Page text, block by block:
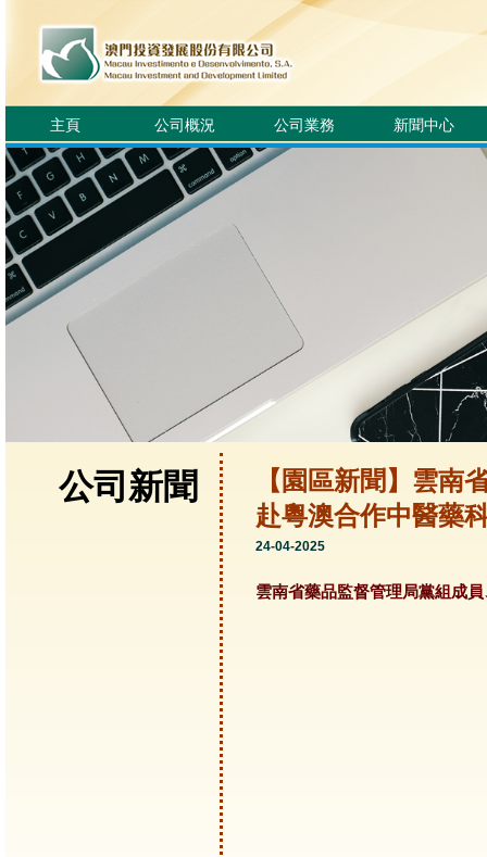
主頁 公司概況 公司業務 新聞中心
公司新聞
【園區新聞】雲南
赴粵澳合作中醫藥
24-04-2025
雲南省藥品監督管理局黨組成